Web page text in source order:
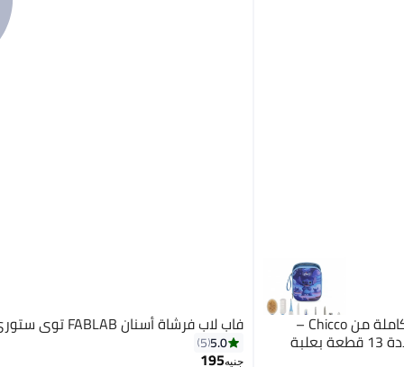
شيكو حقيبة عناية الطفل الكاملة من Chicco –
طقم أدوات عناية حديثي الولادة 13 قطعة بعلبة
فاب لاب فرشاة أسنان FABLAB توي ستوري مع كوب
5.0
5
جنيه195